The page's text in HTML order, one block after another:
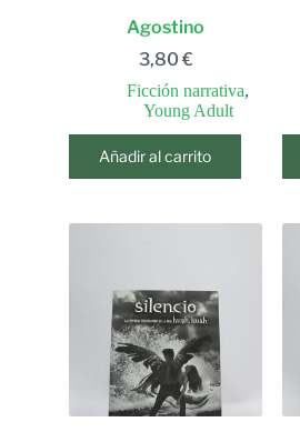
Agostino
3,80 €
Ficción narrativa,
Young Adult
Añadir al carrito